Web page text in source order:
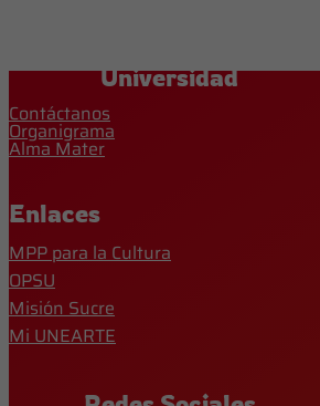
Universidad
Contáctanos
Organigrama
Alma Mater
Enlaces
MPP para la Cultura
OPSU
Misión Sucre
Mi UNEARTE